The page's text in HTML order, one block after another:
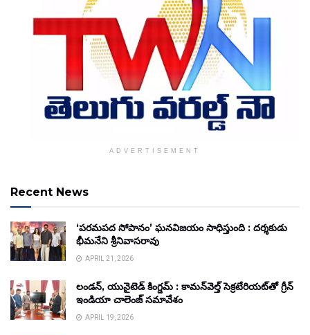
ADVERTISEMENT
Recent News
‘పరమపద సోపానం’ ఘనవిజయం సాధిస్తుంది : దర్శకుడు
భీమనేని శ్రీనివాసరావు
APRIL 21, 2026
లండన్, యునైటెడ్ కింగ్డమ్ : కామన్‌వెల్త్ సెక్రటేరియట్‌తో గ్రీన్
ఇండియా చాలెంజ్ సమావేశం
APRIL 19, 2026